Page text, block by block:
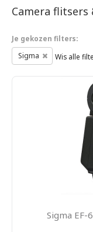
Camera flitsers
Je gekozen filters:
Sigma Wis alle
Sigma EF-